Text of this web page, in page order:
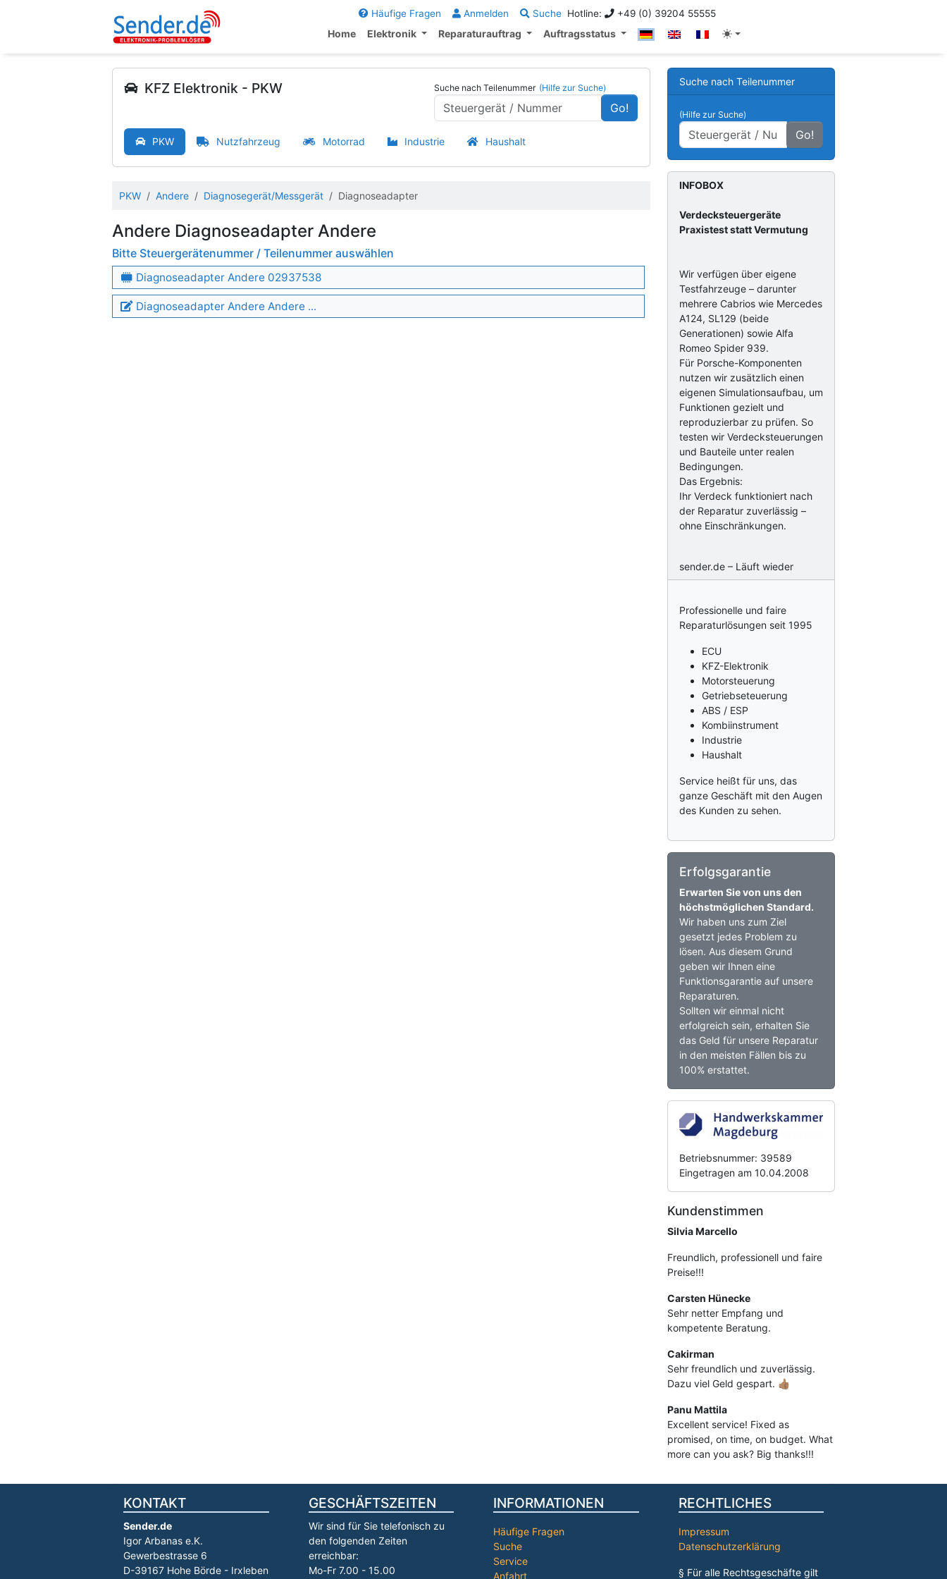
Häufige Fragen Anmelden Suche Hotline: +49 (0) 39204 55555
Home Elektronik Reparaturauftrag Auftragsstatus
KFZ Elektronik - PKW Suche nach Teilenummer (Hilfe zur Suche)
Go!
PKW Nutzfahrzeug Motorrad Industrie Haushalt
PKW Andere Diagnosegerät/Messgerät Diagnoseadapter
Andere Diagnoseadapter Andere
Bitte Steuergerätenummer / Teilenummer auswählen
Diagnoseadapter Andere 02937538
Diagnoseadapter Andere Andere ...
Suche nach Teilenummer
(Hilfe zur Suche)
Go!
INFOBOX
Verdecksteuergeräte
Praxistest statt Vermutung
Wir verfügen über eigene
Testfahrzeuge – darunter
mehrere Cabrios wie Mercedes
A124, SL129 (beide
Generationen) sowie Alfa
Romeo Spider 939.
Für Porsche-Komponenten
nutzen wir zusätzlich einen
eigenen Simulationsaufbau, um
Funktionen gezielt und
reproduzierbar zu prüfen. So
testen wir Verdecksteuerungen
und Bauteile unter realen
Bedingungen.
Das Ergebnis:
Ihr Verdeck funktioniert nach
der Reparatur zuverlässig –
ohne Einschränkungen.
sender.de – Läuft wieder
Professionelle und faire
Reparaturlösungen seit 1995
ECU
KFZ-Elektronik
Motorsteuerung
Getriebseteuerung
ABS / ESP
Kombiinstrument
Industrie
Haushalt
Service heißt für uns, das
ganze Geschäft mit den Augen
des Kunden zu sehen.
Erfolgsgarantie
Erwarten Sie von uns den
höchstmöglichen Standard.
Wir haben uns zum Ziel
gesetzt jedes Problem zu
lösen. Aus diesem Grund
geben wir Ihnen eine
Funktionsgarantie auf unsere
Reparaturen.
Sollten wir einmal nicht
erfolgreich sein, erhalten Sie
das Geld für unsere Reparatur
in den meisten Fällen bis zu
100% erstattet.
Betriebsnummer: 39589
Eingetragen am 10.04.2008
Kundenstimmen
Silvia Marcello
Freundlich, professionell und faire
Preise!!!
Carsten Hünecke
Sehr netter Empfang und
kompetente Beratung.
Cakirman
Sehr freundlich und zuverlässig.
Dazu viel Geld gespart. 👍🏽
Panu Mattila
Excellent service! Fixed as
promised, on time, on budget. What
more can you ask? Big thanks!!!
KONTAKT
Sender.de
Igor Arbanas e.K.
Gewerbestrasse 6
D-39167 Hohe Börde - Irxleben
GESCHÄFTSZEITEN
Wir sind für Sie telefonisch zu
den folgenden Zeiten
erreichbar:
Mo-Fr 7.00 - 15.00
INFORMATIONEN
Häufige Fragen
Suche
Service
Anfahrt
RECHTLICHES
Impressum
Datenschutzerklärung
§ Für alle Rechtsgeschäfte gilt